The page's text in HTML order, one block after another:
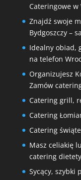
Cateringowe
Znajdź swoje
Bydgoszczy –
Idealny obiad,
na telefon
Organizujesz
Zamów
Catering grill,
Catering
Catering
Masz celiakię
catering
Sycący, szybki